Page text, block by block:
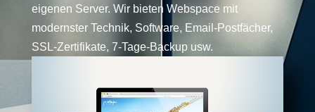
eigenen Server. Wir bieten Webspace mit
modernster Technik, Software, Email-Postfächer,
SSL-Zertifikate, 7-Tage-Backup usw.